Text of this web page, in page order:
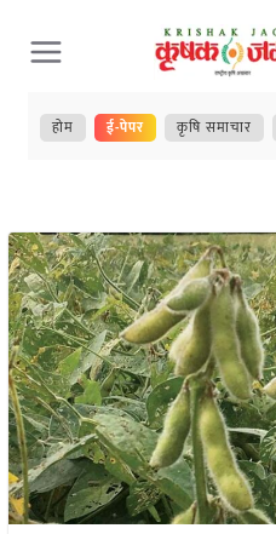
Skip
to
content
होम ई-पेपर कृषि समाचार